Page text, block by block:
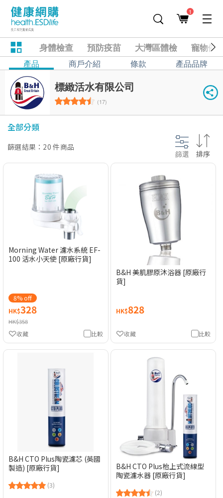
1
身體檢查 預防疫苗 大灣區體檢 寵物健
產品 商戶介紹 條款 產品品牌
標緻活水有限公司
(17)
全部分類
篩選結果：20 件商品
篩選 排序
Morning Water 濾水系統 EF-
100 活水小天使 [原廠行貨]
8% off
HK$328
HK$358
比較
收藏
B&H 美肌膠原沐浴器 [原廠行
貨]
HK$828
比較
收藏
B&H CTO Plus陶瓷濾芯 (英國
製造) [原廠行貨]
(3)
B&H CTO Plus枱上式流線型
陶瓷濾水器 [原廠行貨]
(2)